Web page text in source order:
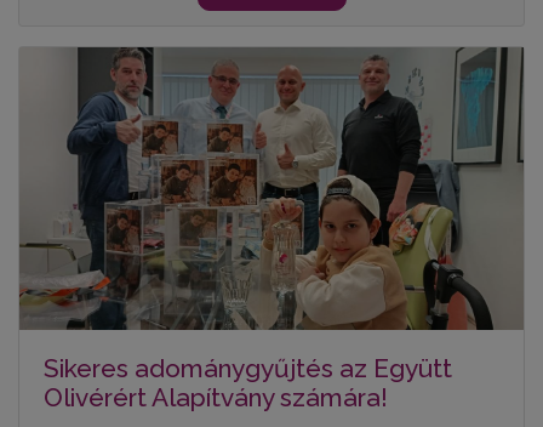
Sikeres adománygyűjtés az Együtt
Olivérért Alapítvány számára!